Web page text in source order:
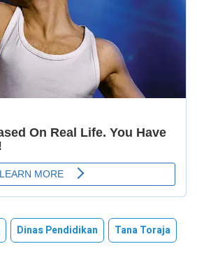
Dinas Pendidikan Tana Toraja